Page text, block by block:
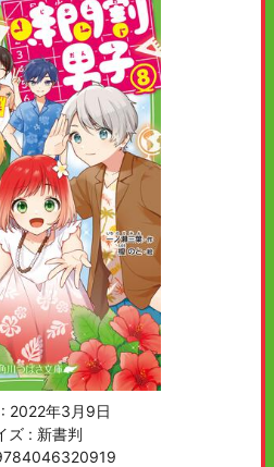
2022年3月9日
ズ : 新書判